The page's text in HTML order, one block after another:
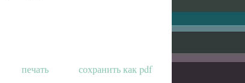
печать сохранить как pdf